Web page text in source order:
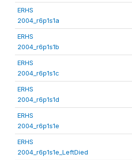
ERHS
2004_r6p1s1a
ERHS
2004_r6p1s1b
ERHS
2004_r6p1s1c
ERHS
2004_r6p1s1d
ERHS
2004_r6p1s1e
ERHS
2004_r6p1s1e_LeftDied